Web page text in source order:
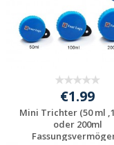
€1.99
Mini Trichter (50 ml
oder 200ml